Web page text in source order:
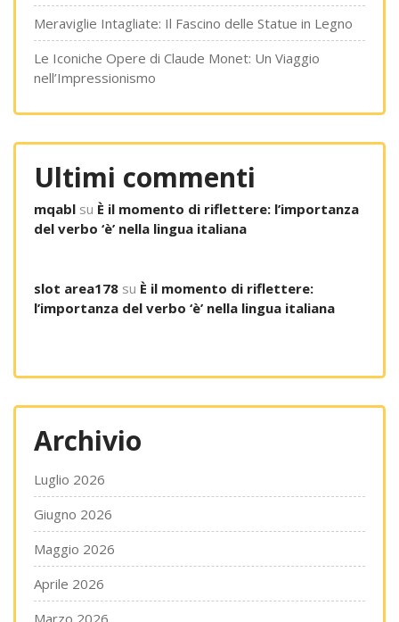
Meraviglie Intagliate: Il Fascino delle Statue in Legno
Le Iconiche Opere di Claude Monet: Un Viaggio
nell’Impressionismo
Ultimi commenti
mqabl su È il momento di riflettere: l’importanza
del verbo ‘è’ nella lingua italiana
slot area178 su È il momento di riflettere:
l’importanza del verbo ‘è’ nella lingua italiana
Archivio
Luglio 2026
Giugno 2026
Maggio 2026
Aprile 2026
Marzo 2026